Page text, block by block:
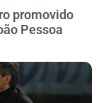
promovido
Pessoa